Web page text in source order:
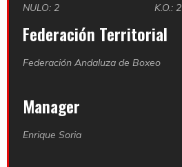
NULO: 2
K.O.: 2
Federación Territorial
Federación Andaluza de Boxeo
Manager
Enrique Soria